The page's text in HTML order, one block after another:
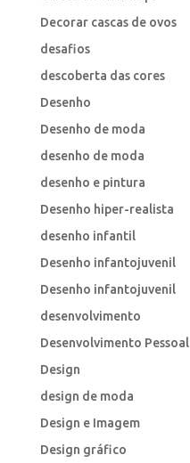
Decorar cascas de ovos
desafios
descoberta das cores
Desenho
Desenho de moda
desenho de moda
desenho e pintura
Desenho hiper-realista
desenho infantil
Desenho infantojuvenil
Desenho infantojuvenil
desenvolvimento
Desenvolvimento Pessoal
Design
design de moda
Design e Imagem
Design gráfico